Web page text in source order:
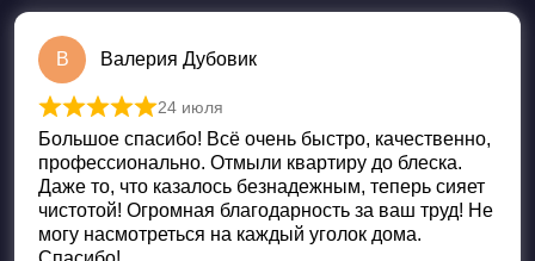
В Валерия Дубовик
Оценка
24 июля
Большое спасибо! Всё очень быстро, качественно,
профессионально. Отмыли квартиру до блеска.
Даже то, что казалось безнадежным, теперь сияет
чистотой! Огромная благодарность за ваш труд! Не
могу насмотреться на каждый уголок дома.